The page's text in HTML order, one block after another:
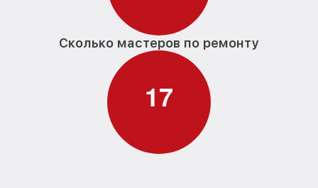
Сколько мастеров по ремонту
17